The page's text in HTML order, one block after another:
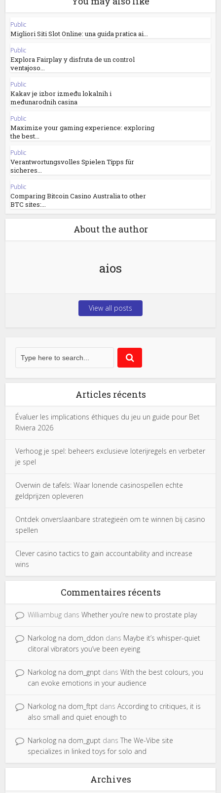
Public
Migliori Siti Slot Online: una guida pratica ai...
Public
Explora Fairplay y disfruta de un control
ventajoso...
Public
Kakav je izbor između lokalnih i
međunarodnih casina
Public
Maximize your gaming experience: exploring
the best...
Public
Verantwortungsvolles Spielen Tipps für
sicheres...
Public
Comparing Bitcoin Casino Australia to other
BTC sites:...
About the author
aios
View all posts
Articles récents
Évaluer les implications éthiques du jeu un guide pour Bet
Riviera 2026
Verhoog je spel: beheers exclusieve loterijregels en verbeter
je spel
Overwin de tafels: Waar lonende casinospellen echte
geldprijzen opleveren
Ontdek onverslaanbare strategieën om te winnen bij casino
spellen
Clever casino tactics to gain accountability and increase
wins
Commentaires récents
Williambug dansWhether you’re new to prostate play
Narkolog na dom_ddon dans Maybe it’s whisper-quiet
clitoral vibrators you’ve been eyeing
Narkolog na dom_gnpt dansWith the best colours, you
can evoke emotions in your audience
Narkolog na dom_ftpt dansAccording to critiques, it is
also small and quiet enough to
Narkolog na dom_gupt dansThe We-Vibe site
specializes in linked toys for solo and
Archives